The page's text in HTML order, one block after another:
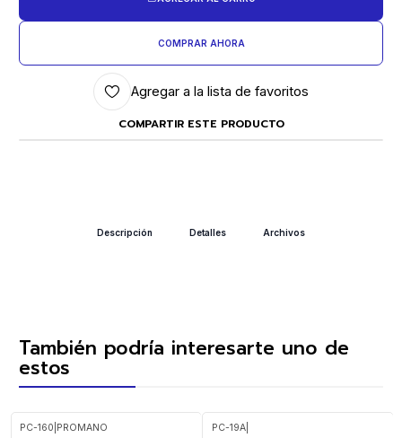
COMPRAR AHORA
Agregar a la lista de favoritos
COMPARTIR ESTE PRODUCTO
Descripción Detalles Archivos
También podría interesarte uno de
estos
PC-160 PROMANO PC-19A|